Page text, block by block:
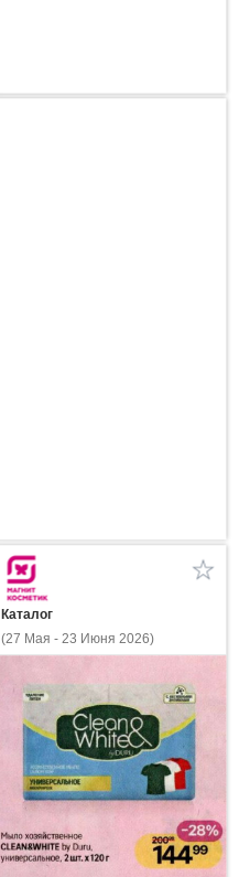
Каталог
(27 Мая - 23 Июня 2026)